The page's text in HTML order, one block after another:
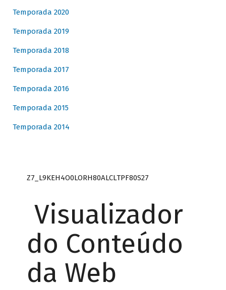
Temporada 2020
Temporada 2019
Temporada 2018
Temporada 2017
Temporada 2016
Temporada 2015
Temporada 2014
Z7_L9KEH4O0LORH80ALCLTPF80S27
Visualizador
do Conteúdo
da Web